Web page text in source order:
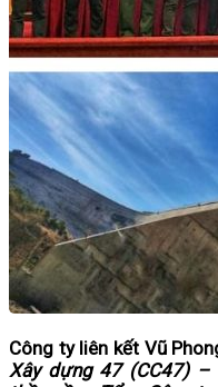
Công ty liên kết Vũ
Xây dựng 47 (CC47) –